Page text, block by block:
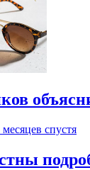
месяцев спустя